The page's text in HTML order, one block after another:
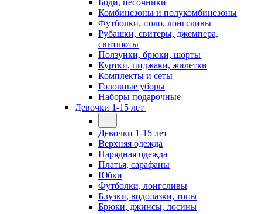
Боди, песочники
Комбинезоны и полукомбинезоны
Футболки, поло, лонгсливы
Рубашки, свитеры, джемпера,
свитшоты
Ползунки, брюки, шорты
Куртки, пиджаки, жилетки
Комплекты и сеты
Головные уборы
Наборы подарочные
Девочки 1-15 лет
Девочки 1-15 лет
Верхняя одежда
Нарядная одежда
Платья, сарафаны
Юбки
Футболки, лонгсливы
Блузки, водолазки, топы
Брюки, джинсы, лосины